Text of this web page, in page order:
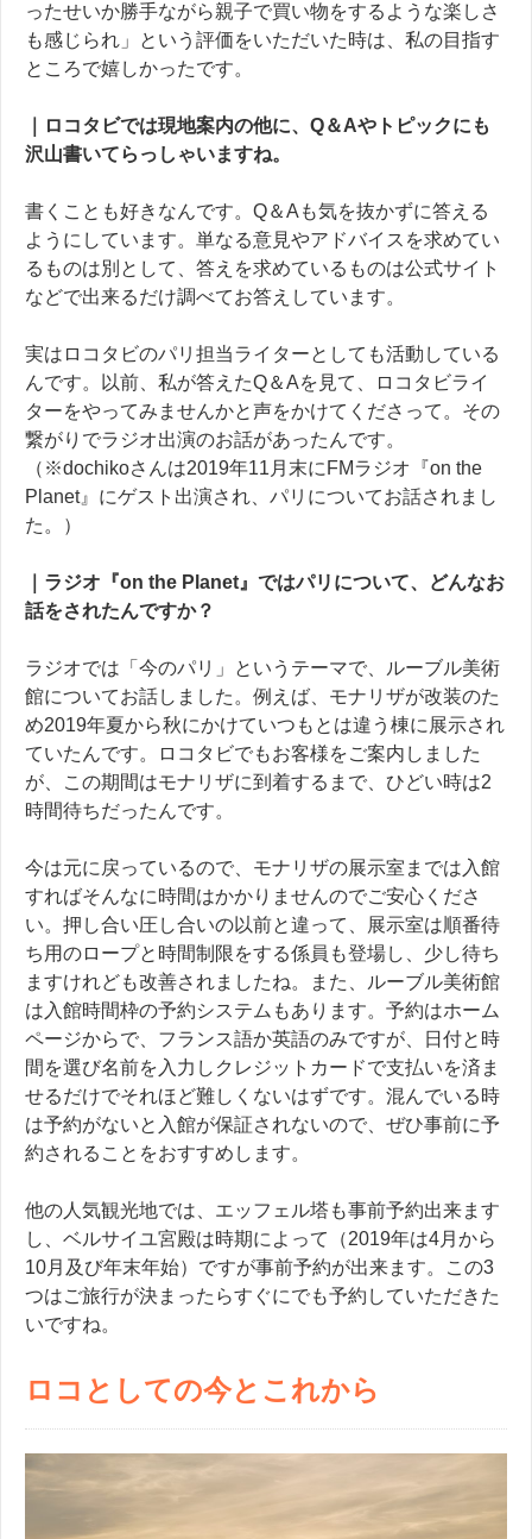
ったせいか勝手ながら親子で買い物をするような楽しさ
も感じられ」という評価をいただいた時は、私の目指す
ところで嬉しかったです。
｜ロコタビでは現地案内の他に、Q＆Aや トピックにも
沢山書いてらっしゃいますね。
書くことも好きなんです。 Q＆A も気を抜かずに答える
ようにしています。単なる意見やアドバイスを求めてい
るものは別として、答えを求めているものは公式サイト
などで出来るだけ調べてお答えしています。
実はロコタビのパリ担当ライターとしても活動している
んです。以前、私が答えたQ＆Aを見て、ロコタビライ
ターをやってみませんかと声をかけてくださって。その
繋がりでラジオ出演のお話があったんです。
（※dochikoさんは2019年11月末にFMラジオ『on the
Planet』にゲスト出演され、パリについてお話されまし
た。）
ラジオ『on the Planet』ではパリについて、どんなお
話をされたんですか？
ラジオでは「今のパリ」というテーマで、ルーブル美術
館についてお話しました。例えば、モナリザが改装のた
め2019年夏から秋にかけていつもとは違う棟に展示され
ていたんです。ロコタビでもお客様をご案内しました
が、この期間はモナリザに到着するまで、ひどい時は2
時間待ちだったんです。
今は元に戻っているので、モナリザの展示室までは入館
すればそんなに時間はかかりませんのでご安心くださ
い。押し合い圧し合いの以前と違って、展示室は順番待
ち用のロープと時間制限をする係員も登場し、少し待ち
ますけれども改善されましたね。
また、
ルーブル美術館
は入館時間枠の予約システムもあります。予約はホーム
ページからで 、フランス語か英語のみですが、日付と時
間を選び名前を入力しクレジットカードで支払いを済ま
せるだけでそれほど難しくないはずです。混んでいる時
は予約がないと入館が保証されないので、ぜひ事前に予
約されることをおすすめします。
他の人気観光地では、エッフェル塔も事前予約出来ます
し、ベルサイユ宮殿は時期によって（2019年は4月から
10月及び年末年始）ですが事前予約が出来ます。この3
つはご旅行が決まったらすぐにでも予約していただきた
いですね。
ロコとしての今とこれから